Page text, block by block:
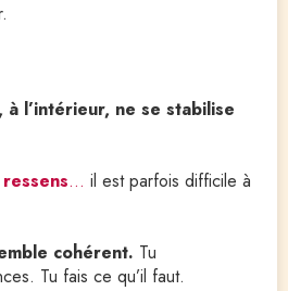
à l’intérieur, ne se stabilise
… il est parfois difficile à
cohérent. Tu
Tu fais ce qu’il faut.